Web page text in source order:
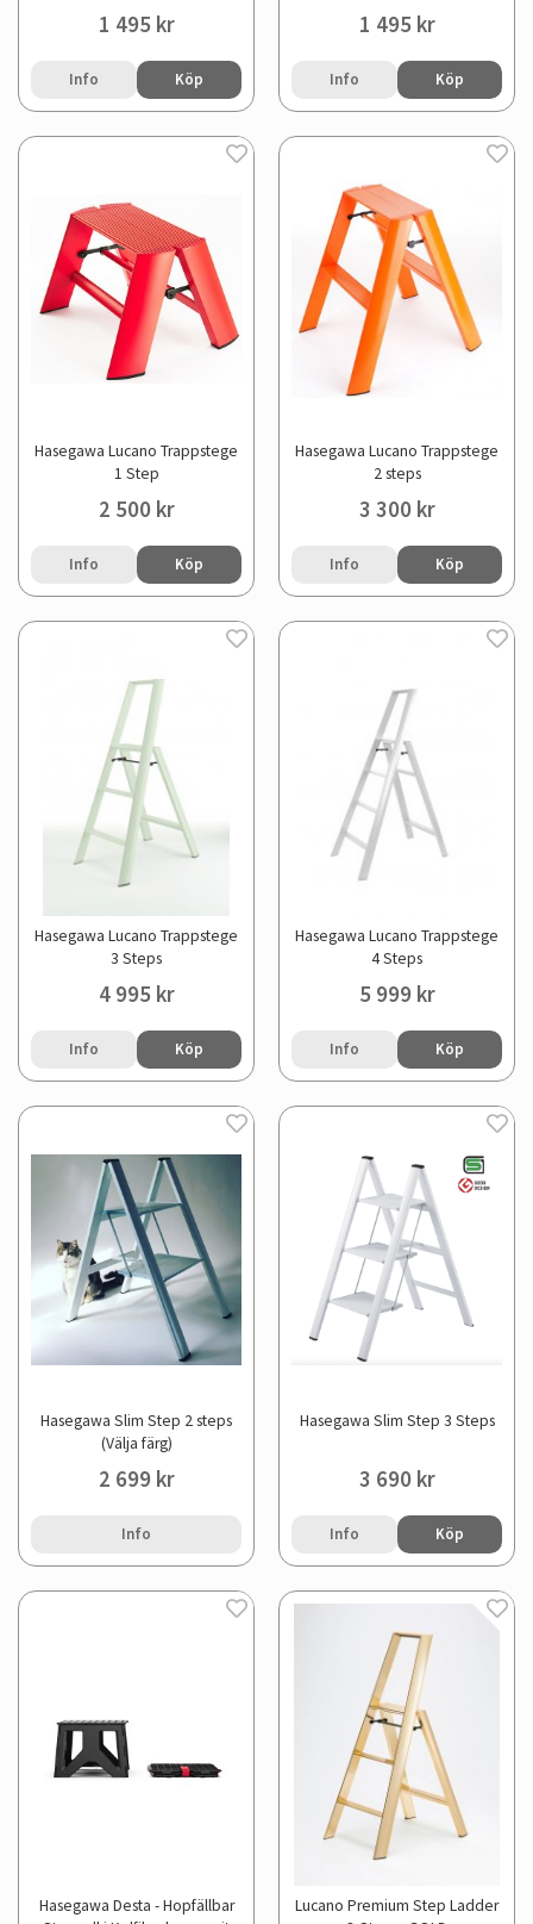
1 495 kr
Info Köp
1 495 kr
Info Köp
Hasegawa Lucano Trappstege
1 Step
2 500 kr
Info Köp
Hasegawa Lucano Trappstege
2 steps
3 300 kr
Info Köp
Hasegawa Lucano Trappstege
3 Steps
4 995 kr
Info Köp
Hasegawa Lucano Trappstege
4 Steps
5 999 kr
Info Köp
Hasegawa Slim Step 2 steps
(Välja färg)
2 699 kr
Info
Hasegawa Slim Step 3 Steps
3 690 kr
Info Köp
Hasegawa Desta - Hopfällbar
Lucano Premium Step Ladder